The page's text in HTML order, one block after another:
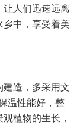
人们迅速远离
中，享受着美
造，多采用文
温性能好，整
植物的生长，